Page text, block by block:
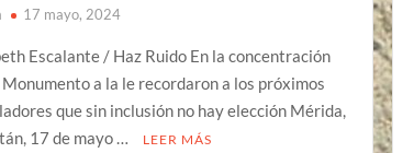
17 mayo, 2024
Escalante / Haz Ruido En la concentración
Monumento a la le recordaron a los próximos
que sin inclusión no hay elección Mérida,
17 de mayo …
LEER MÁS